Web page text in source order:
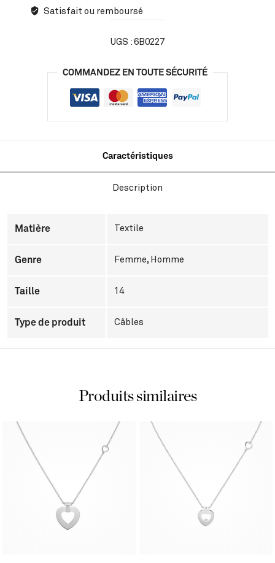
Satisfait ou remboursé
UGS : 6B0227
COMMANDEZ EN TOUTE SÉCURITÉ
Caractéristiques
Description
Matière Textile
Genre Femme, Homme
Taille 14
Type de produit Câbles
Produits similaires